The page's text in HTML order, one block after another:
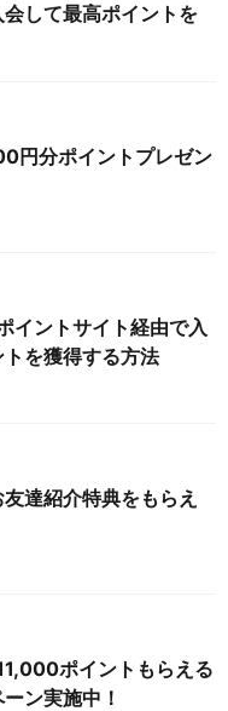
会して最高ポイントを
円分ポイントプレゼン
イントサイト経由で入
を獲得する方法
達紹介特典をもらえ
ポイントもらえる
ン実施中！